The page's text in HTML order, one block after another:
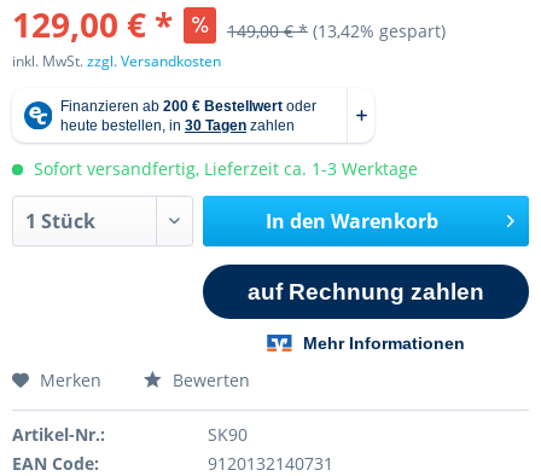
129,00 € * 149,00 € * (13,42% gespart)
inkl. MwSt.zzgl. Versandkosten
Sofort versandfertig, Lieferzeit ca. 1-3 Werktage
In den Warenkorb
Merken Bewerten
Artikel-Nr.:
SK90
EAN Code:
9120132140731